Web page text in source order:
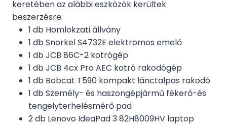
keretében az alábbi eszközök kerültek
beszerzésre:
1 db Homlokzati állvány
1 db Snorkel S4732E elektromos emelő
1 db JCB 86C-2 kotrógép
1 db JCB 4cx Pro AEC kotró rakodógép
1 db Bobcat T590 kompakt lánctalpas rakodó
1 db Személy- és haszongépjármű fékerő-és
tengelyterhelésmérő pad
2 db Lenovo IdeaPad 3 82H8009HV laptop